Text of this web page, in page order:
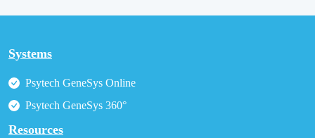
Systems
Psytech GeneSys Online
Psytech GeneSys 360°
Resources